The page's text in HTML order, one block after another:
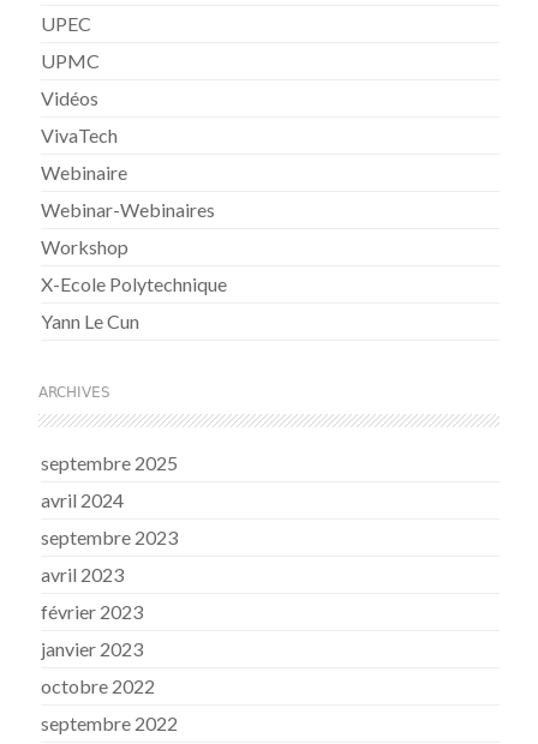
UPEC
UPMC
Vidéos
VivaTech
Webinaire
Webinar-Webinaires
Workshop
X-Ecole Polytechnique
Yann Le Cun
ARCHIVES
septembre 2025
avril 2024
septembre 2023
avril 2023
février 2023
janvier 2023
octobre 2022
septembre 2022